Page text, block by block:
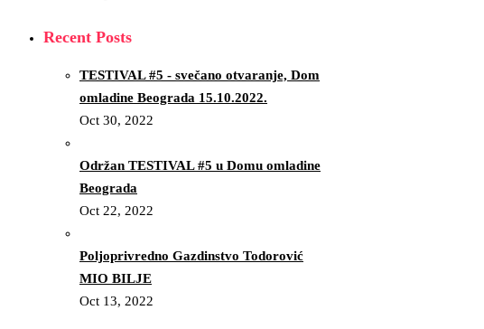
Recent Posts
TESTIVAL #5 - svečano otvaranje, Dom
omladine Beograda 15.10.2022.
Oct 30, 2022
Održan TESTIVAL #5 u Domu omladine
Beograda
Oct 22, 2022
Poljoprivredno Gazdinstvo Todorović
MIO BILJE
Oct 13, 2022